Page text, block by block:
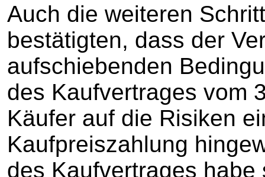
Auch die weiteren
bestätigten, dass der
aufschiebenden
des Kaufvertrages vom
Käufer auf die Risiken
Kaufpreiszahlung
des Kaufvertrages